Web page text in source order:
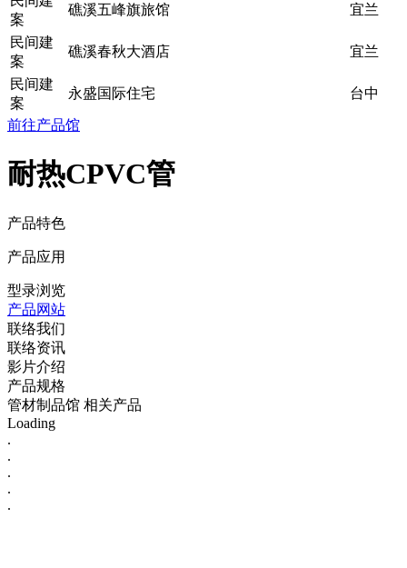
案
礁溪五峰旗旅馆 宜兰
民间建
案
礁溪春秋大酒店 宜兰
民间建
案
永盛国际住宅 台中
前往产品馆
耐热CPVC管
产品特色
产品应用
型录浏览
产品网站
联络我们
联络资讯
影片介绍
产品规格
管材制品馆 相关产品
Loading
.
.
.
.
.